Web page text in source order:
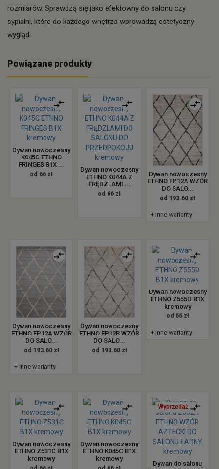
rozmiarów. Sprawdzą się jako efektowny do salonu czy
sypialni, które do każdego wnętrza wprowadzą estetyczny
wygląd.
Powiązane produkty
Dywan nowoczesny
K045C ETHNO
FRINGES B1X ...
od 66 zł
Dywan nowoczesny
ETHNO K044A Z
FRĘDZLAMI ...
od 66 zł
Dywan nowoczesny
ETHNO FP12A WZÓR
DO SALO...
od 193.60 zł
+ inne warianty
Dywan nowoczesny
ETHNO FP12A WZÓR
DO SALO...
od 193.60 zł
+ inne warianty
Dywan nowoczesny
ETHNO FP12B WZÓR
DO SALO...
od 193.60 zł
Dywan nowoczesny
ETHNO Z555D B1X
kremowy
od 66 zł
+ inne warianty
Dywan nowoczesny
ETHNO Z531C B1X
kremowy
Dywan nowoczesny
ETHNO K045C B1X
kremowy
Wyprzedaż
Dywan do salonu